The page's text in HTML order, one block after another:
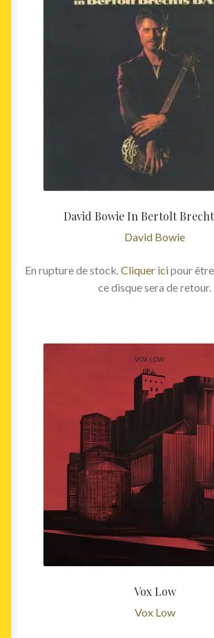
David Bowie In Bertolt
David Bowie
En rupture de stock.Cliquer icipour être
ce disque sera de retour.
Vox Low
Vox Low